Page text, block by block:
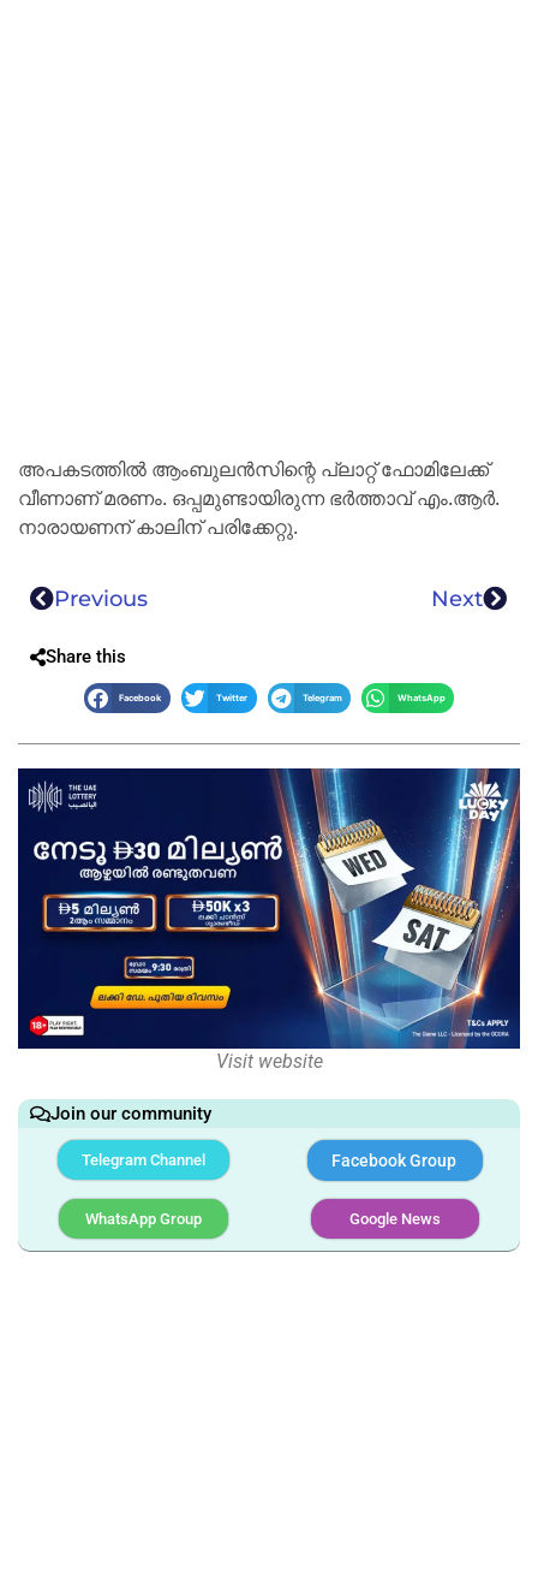
അപകടത്തില്‍ ആംബുലന്‍സിന്റെ പ്ലാറ്റ് ഫോമിലേക്ക്
വീണാണ് മരണം. ഒപ്പമുണ്ടായിരുന്ന ഭര്‍ത്താവ് എം.ആര്‍.
നാരായണന് കാലിന് പരിക്കേറ്റു.
Previous Next
Share this
Facebook Twitter Telegram WhatsApp
Visit website
Join our community
Telegram Channel Facebook Group
WhatsApp Group Google News